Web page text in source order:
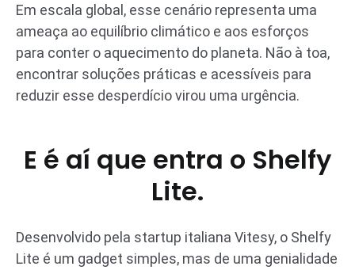
Em escala global, esse cenário representa uma
ameaça ao equilíbrio climático e aos esforços
para conter o aquecimento do planeta. Não à toa,
encontrar soluções práticas e acessíveis para
reduzir esse desperdício virou uma urgência.
E é aí que entra o Shelfy
Lite.
Desenvolvido pela startup italiana Vitesy, o Shelfy
Lite é um gadget simples, mas de uma genialidade